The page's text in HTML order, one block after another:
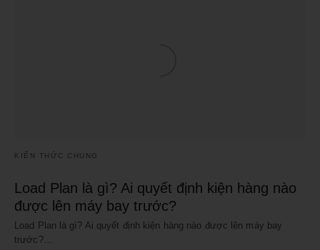
KIẾN THỨC CHUNG
Load Plan là gì? Ai quyết định kiện hàng nào
được lên máy bay trước?
Load Plan là gì? Ai quyết định kiện hàng nào được lên máy bay
trước?…